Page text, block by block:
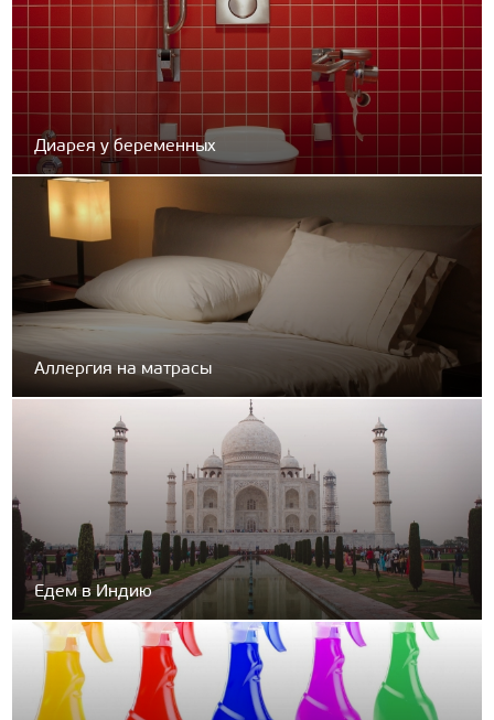
Диарея у беременных
Аллергия на матрасы
Едем в Индию